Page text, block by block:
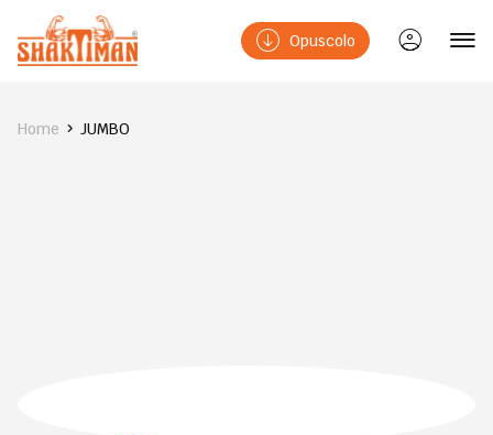
Opuscolo
Home JUMBO